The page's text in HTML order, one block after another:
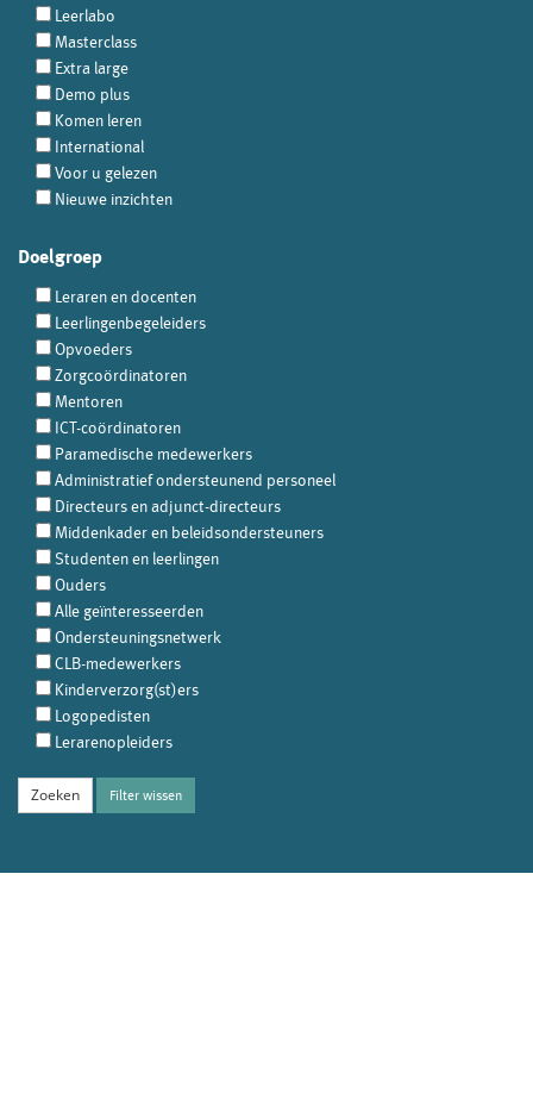
Leerlabo
Masterclass
Extra large
Demo plus
Komen leren
International
Voor u gelezen
Nieuwe inzichten
Doelgroep
Leraren en docenten
Leerlingenbegeleiders
Opvoeders
Zorgcoördinatoren
Mentoren
ICT-coördinatoren
Paramedische medewerkers
Administratief ondersteunend personeel
Directeurs en adjunct-directeurs
Middenkader en beleidsondersteuners
Studenten en leerlingen
Ouders
Alle geïnteresseerden
Ondersteuningsnetwerk
CLB-medewerkers
Kinderverzorg(st)ers
Logopedisten
Lerarenopleiders
Filter wissen